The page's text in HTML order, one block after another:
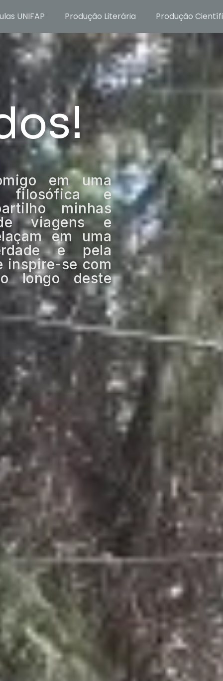
UNIFAP Produção Literária Produção
em uma
filosófica e
minhas
viagens e
em uma
e pela
inspire-se com
longo deste